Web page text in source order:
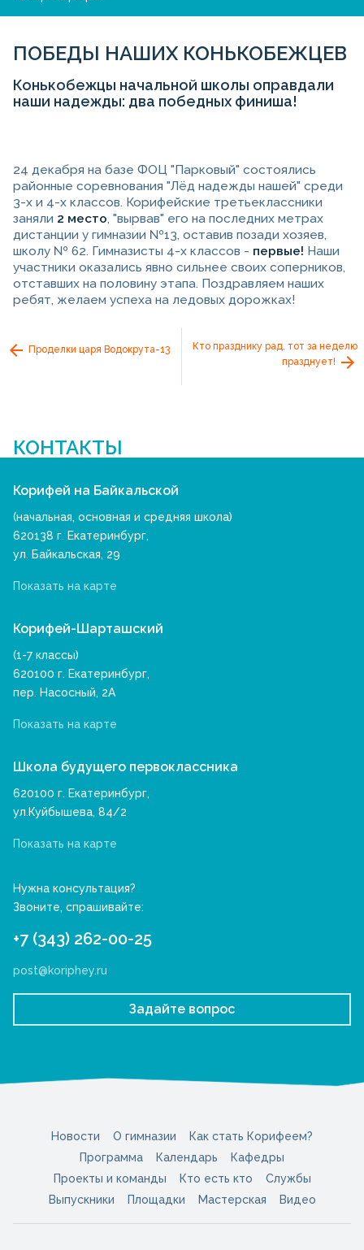
ПОБЕДЫ НАШИХ КОНЬКОБЕЖЦЕВ
Конькобежцы начальной школы оправдали
наши надежды: два победных финиша!
24 декабря на базе ФОЦ "Парковый" состоялись
районные соревнования "Лёд надежды нашей" среди
3-х и 4-х классов. Корифейские третьеклассники
заняли 2 место, "вырвав" его на последних метрах
дистанции у гимназии №13, оставив позади хозяев,
школу № 62. Гимназисты 4-х классов - первые! Наши
участники оказались явно сильнее своих соперников,
отставших на половину этапа. Поздравляем наших
ребят, желаем успеха на ледовых дорожках!
Проделки царя Водокрута-13
Кто празднику рад, тот за неделю
празднует!
КОНТАКТЫ
Корифей на Байкальской
(начальная, основная и средняя школа)
620138 г. Екатеринбург,
ул. Байкальская, 29
Показать на карте
Корифей-Шарташский
(1-7 классы)
620100 г. Екатеринбург,
пер. Насосный, 2А
Показать на карте
Школа будущего первоклассника
620100 г. Екатеринбург,
ул.Куйбышева, 84/2
Показать на карте
Нужна консультация?
Звоните, спрашивайте:
+7 (343) 262-00-25
post@koriphey.ru
Задайте вопрос
Новости О гимназии
Как стать Корифеем?
Программа
Календарь
Кафедры
Проекты и команды
Кто есть кто
Службы
Выпускники
Площадки Мастерская Видео